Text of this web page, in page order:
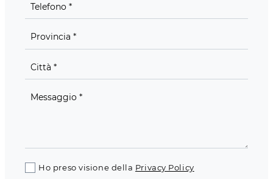
Ho preso visione della Privacy Policy